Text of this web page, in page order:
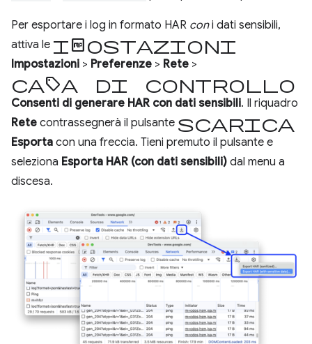
Per esportare i log in formato HAR coni dati sensibili,
attiva le impostazioni
Impostazioni > Preferenze > Rete >
casella di controllo
Consenti di generare HAR con dati sensibili. Il riquadro
Rete contrassegnerà il pulsante Scarica
Esporta con una freccia. Tieni premuto il pulsante e
seleziona Esporta HAR (con dati sensibili) dal menu a
discesa.